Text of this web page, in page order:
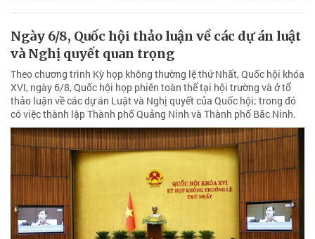
Ngày 6/8, Quốc hội thảo luận về các dự án luật
và Nghị quyết quan trọng
Theo chương trình Kỳ họp không thường lệ thứ Nhất, Quốc hội khóa
XVI, ngày 6/8, Quốc hội họp phiên toàn thể tại hội trường và ở tổ
thảo luận về các dự án Luật và Nghị quyết của Quốc hội; trong đó
có việc thành lập Thành phố Quảng Ninh và Thành phố Bắc Ninh.